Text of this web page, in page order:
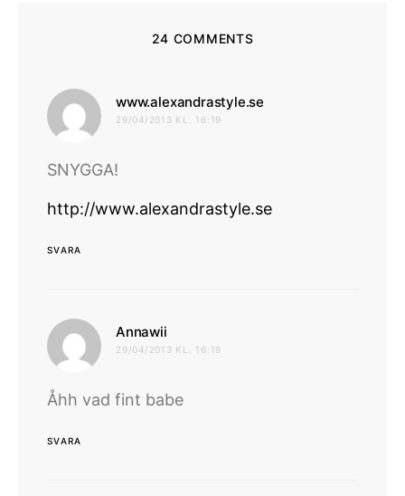
24 COMMENTS
www.alexandrastyle.se
29/04/2013 KL. 16:19
SNYGGA!
http://www.alexandrastyle.se
SVARA
Annawii
29/04/2013 KL. 16:19
Åhh vad fint babe
SVARA